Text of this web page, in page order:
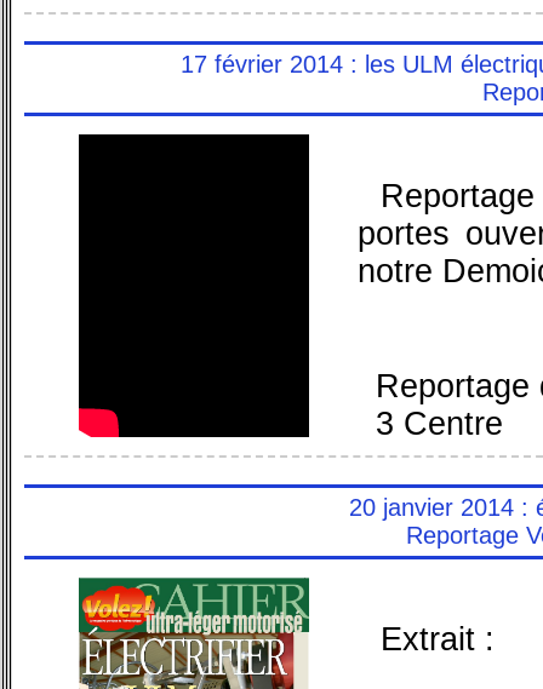
17 février 2014 : les ULM
portes
notre
3 Centre
20 janvier 2014 :
Reportage
Extrait :